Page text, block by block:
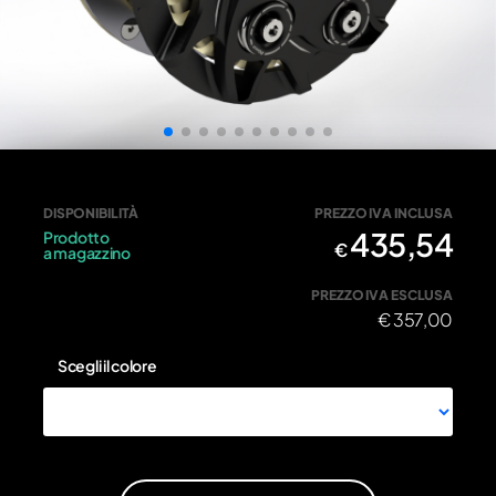
FZA003N - Nero • Frizione antisaltellamento
DISPONIBILITÀ
Prodotto
a magazzino
PREZZO IVA INCLUSA
€435,54
PREZZO IVA ESCLUSA
€357,00
Scegli il colore